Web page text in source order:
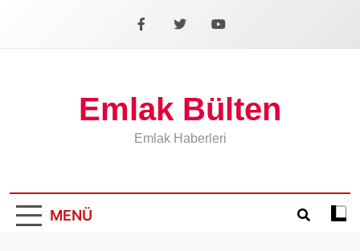
Facebook
X YouTube
Emlak Bülten
Emlak Haberleri
MENÜ
Koyu